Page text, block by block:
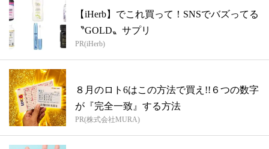
【iHerb】でこれ買って！SNSでバズってる
〝GOLD〟サプリ
PR(iHerb)
８月のロト6はこの方法で買え!!６つの数字
が『完全一致』する方法
PR(株式会社MURA)